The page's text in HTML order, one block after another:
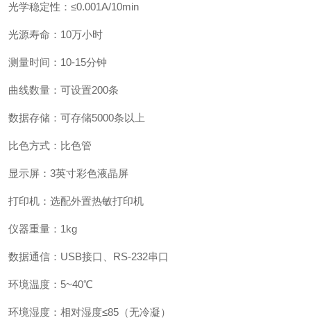
光学稳定性 ： ≤0.001A/10min
光源寿命 ： 10万小时
测量时间 ： 10-15分钟
曲线数量 ： 可设置200条
数据存储 ： 可存储5000条以上
比色方式 ： 比色管
显示屏 ： 3英寸彩色液晶屏
打印机 ： 选配外置热敏打印机
仪器重量 ： 1kg
数据通信 ： USB接口、 RS-232串口
环境温度 ： 5~40℃
环境湿度 ： 相对湿度≤85 （无冷凝）